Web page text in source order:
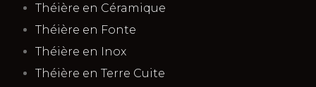
Théière en Céramique
Théière en Fonte
Théière en Inox
Théière en Terre Cuite